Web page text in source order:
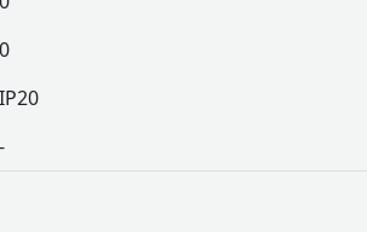
0
IP20
-